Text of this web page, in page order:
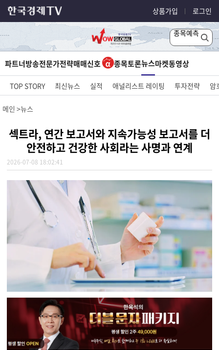
상품가입 로그인
종목예측
파트너방송전문가전략매매신호 종목토론뉴스마켓동영상
TOP STORY 최신뉴스 실적 애널리스트 레이팅 투자전략 암
메인 뉴스
섹트라, 연간 보고서와 지속가능성 보고서를 더
안전하고 건강한 사회라는 사명과 연계
2026-07-08 18:02:41